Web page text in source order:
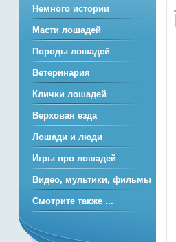
Немного истории
Масти лошадей
Породы лошадей
Ветеринария
Клички лошадей
Верховая езда
Лошади и люди
Игры про лошадей
Видео, мультики, фильмы
Смотрите также ...